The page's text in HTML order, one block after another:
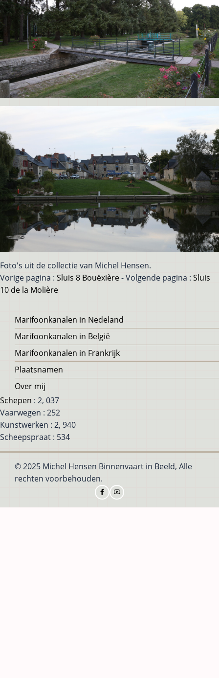
Foto's uit de collectie van Michel Hensen.
Vorige pagina : Sluis 8 Bouëxière- Volgende pagina : Sluis
10 de la Molière
Voet
Marifoonkanalen in Nedeland
Marifoonkanalen in België
Marifoonkanalen in Frankrijk
Plaatsnamen
Over mij
Schepen : 2, 037
Vaarwegen : 252
Kunstwerken : 2, 940
Scheepspraat : 534
© 2025 Michel Hensen Binnenvaart in Beeld, Alle
rechten voorbehouden.